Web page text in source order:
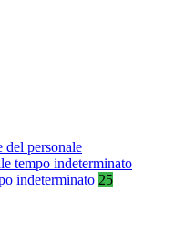
del personale
tempo indeterminato
indeterminato 25